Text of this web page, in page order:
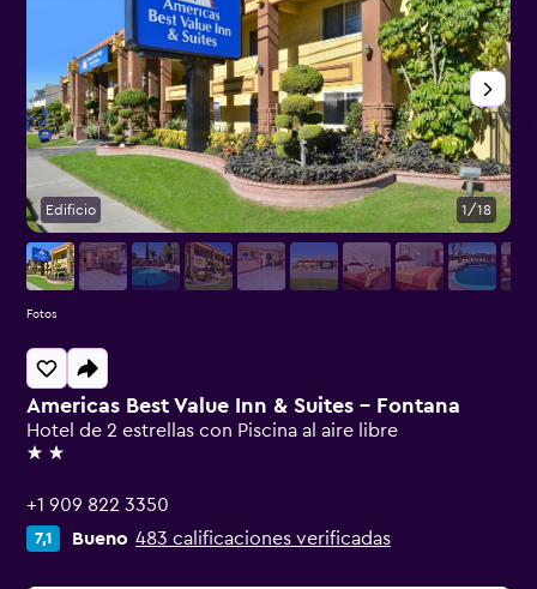
Americas Best Value Inn & Suites - Fontana
Hotel de 2 estrellas con Piscina al aire libre
2 estrellas
+1 909 822 3350
7,1 Bueno 483 calificaciones verificadas
Edificio 1/18
Fotos